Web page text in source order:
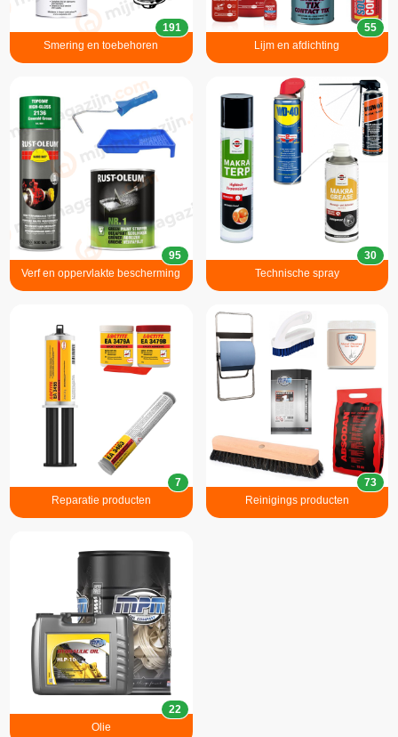
Smering en toebehoren
191
Lijm en afdichting
55
Verf en oppervlakte bescherming
95
Technische spray
30
Reparatie producten
7
Reinigings producten
73
Olie
22